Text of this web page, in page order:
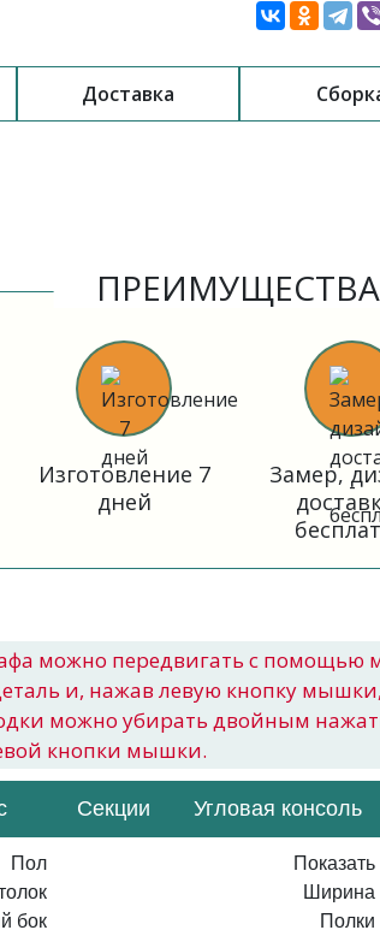
Доставка
ПРЕИМУЩЕСТВА
Изготовление 7
дней
Замер,
можно передвигать с помощью
и, нажав левую кнопку
можно убирать двойным
кнопки мышки.
Секции Угловая консоль
Пол
бок
Показать
Ширина
Полки